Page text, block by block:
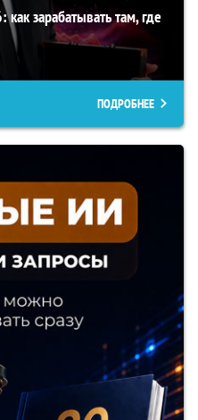
зарабатывать там, где
ПОДРОБНЕЕ